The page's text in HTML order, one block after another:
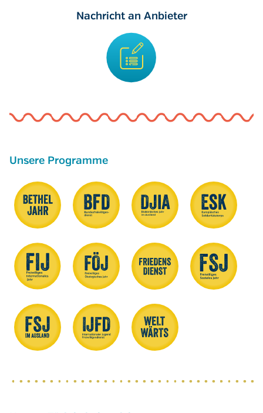
Nachricht an Anbieter
Unsere Programme